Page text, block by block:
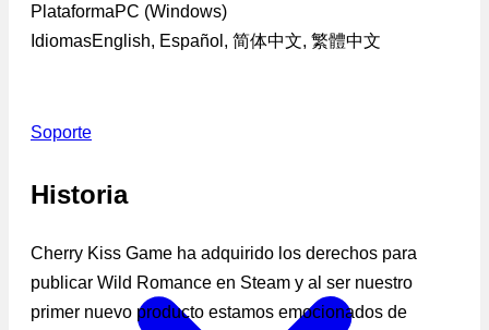
Soporte
PlataformaPC (Windows)
IdiomasEnglish, Español, 简体中文, 繁體中文
Historia
Cherry Kiss Game ha adquirido los derechos para
publicar Wild Romance en Steam y al ser nuestro
primer nuevo producto estamos emocionados de